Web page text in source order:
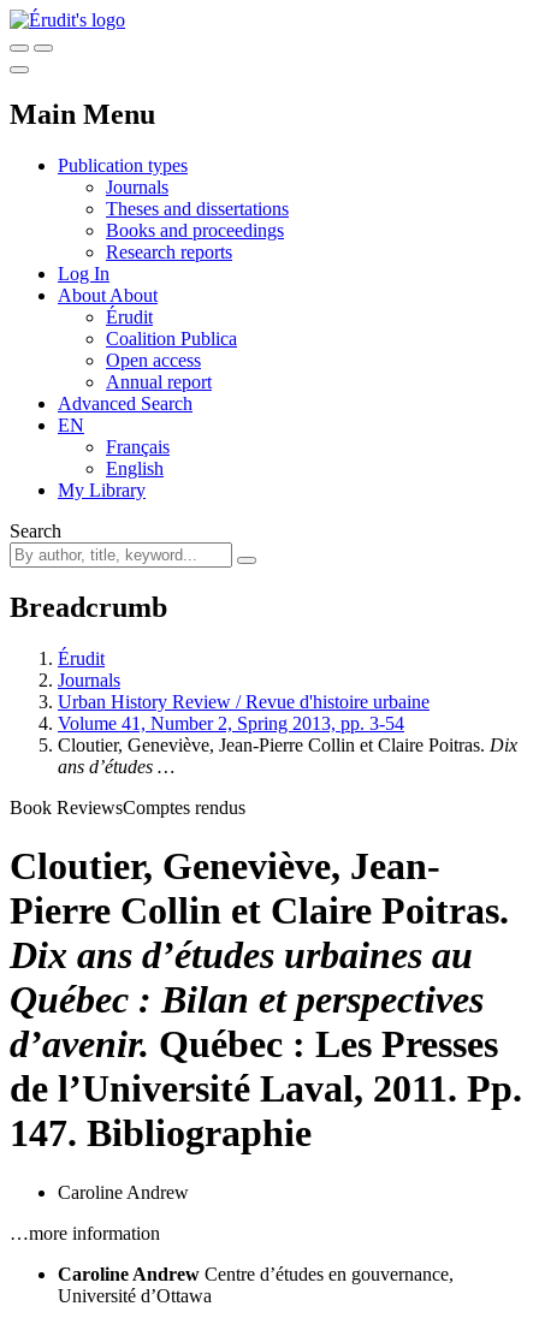
Main Menu
Publication types
Journals
Theses and dissertations
Books and proceedings
Research reports
Log In
About About
Érudit
Coalition Publica
Open access
Annual report
Advanced Search
EN
Français
English
My Library
Search
Breadcrumb
Érudit
Journals
Urban History Review / Revue d'histoire urbaine
Volume 41, Number 2, Spring 2013, pp. 3-54
Cloutier, Geneviève, Jean-Pierre Collin et Claire Poitras. Dix
ans d’études …
Book ReviewsComptes rendus
Cloutier, Geneviève, Jean-
Pierre Collin et Claire Poitras.
Dix ans d’études urbaines au
Québec : Bilan et perspectives
d’avenir. Québec : Les Presses
de l’Université Laval, 2011. Pp.
147. Bibliographie
Caroline Andrew
…more information
Caroline Andrew Centre d’études en gouvernance,
Université d’Ottawa